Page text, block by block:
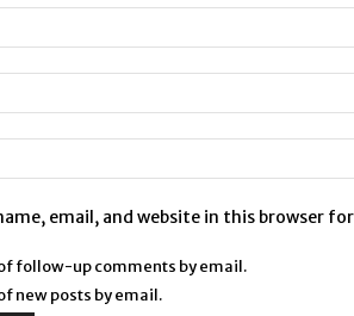
email, and website in this browser
follow-up comments by email.
new posts by email.